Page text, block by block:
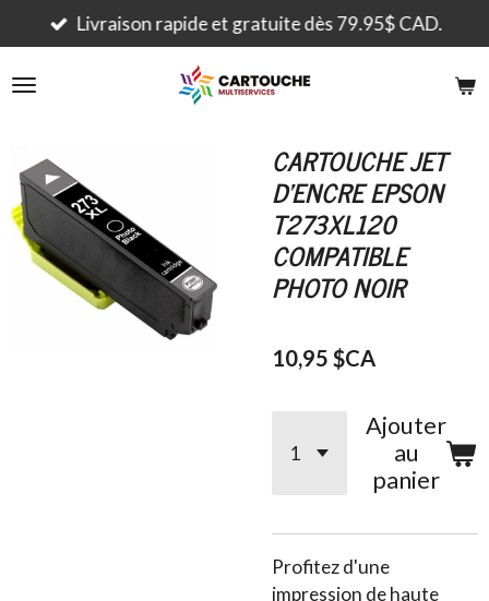
Passer
au
contenu
Livraison rapide et gratuite dès 79.95$ CAD.
CARTOUCHE JET
D'ENCRE EPSON
T273XL120
COMPATIBLE
PHOTO NOIR
10,95 $CA
Ajouter
au
panier
Profitez d'une
impression de haute